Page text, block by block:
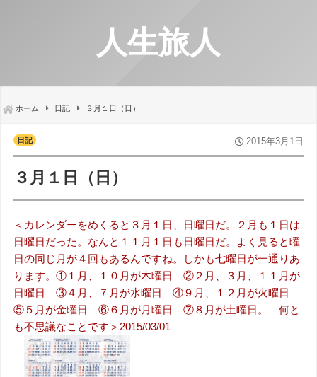
人生旅人
ホーム 日記 ３月１日（日）
日記 2015年3月1日
３月１日（日）
＜カレンダーをめくると３月１日、日曜日だ。２月も１日は
日曜日だった。なんと１１月１日も日曜日だ。よく見ると曜
日の同じ月が４回もあるんですね。しかも七曜日が一通りあ
ります。①１月、１０月が木曜日 ②２月、３月、１１月が
日曜日 ③４月、７月が水曜日 ④９月、１２月が火曜日
⑤５月が金曜日 ⑥６月が月曜日 ⑦８月が土曜日。 何と
も不思議なことです＞2015/03/01